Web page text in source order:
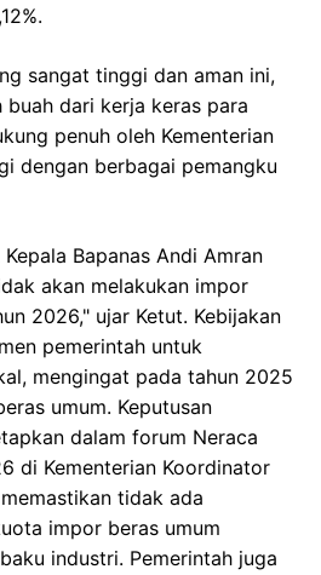
sangat tinggi dan aman ini,
buah dari kerja keras para
penuh oleh Kementerian
dengan berbagai pemangku
Bapanas Andi Amran
akan melakukan impor
2026," ujar Ketut. Kebijakan
pemerintah untuk
mengingat pada tahun 2025
umum. Keputusan
dalam forum Neraca
di Kementerian Koordinator
tidak ada
impor beras umum
industri. Pemerintah juga